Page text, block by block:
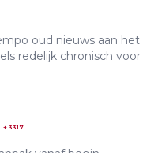
oud nieuws aan het
redelijk chronisch voor
+ 3317